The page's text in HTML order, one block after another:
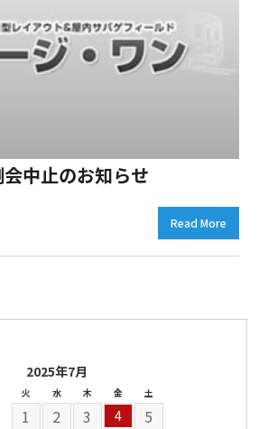
中止のお知らせ
Read More
2025年7月
火 水 木 金 土
1 2 3 4 5